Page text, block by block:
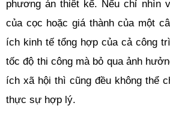
phương án thiêt kế. Nếu chỉ nhìn
của cọc hoặc giá thành của một
ích kinh tế tổng hợp của cả công
tốc độ thi công mà bỏ qua ảnh
ích xã hội thì cũng đều không thể
thực sự hợp lý.